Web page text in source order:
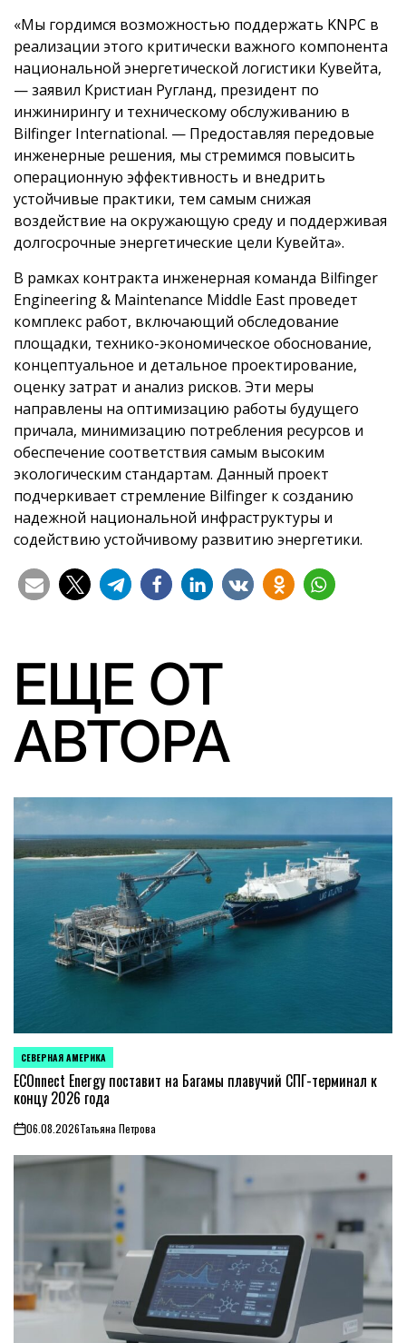
«Мы гордимся возможностью поддержать KNPC в
реализации этого критически важного компонента
национальной энергетической логистики Кувейта,
— заявил Кристиан Ругланд, президент по
инжинирингу и техническому обслуживанию в
Bilfinger International. — Предоставляя передовые
инженерные решения, мы стремимся повысить
операционную эффективность и внедрить
устойчивые практики, тем самым снижая
воздействие на окружающую среду и поддерживая
долгосрочные энергетические цели Кувейта».
В рамках контракта инженерная команда Bilfinger
Engineering & Maintenance Middle East проведет
комплекс работ, включающий обследование
площадки, технико-экономическое обоснование,
концептуальное и детальное проектирование,
оценку затрат и анализ рисков. Эти меры
направлены на оптимизацию работы будущего
причала, минимизацию потребления ресурсов и
обеспечение соответствия самым высоким
экологическим стандартам. Данный проект
подчеркивает стремление Bilfinger к созданию
надежной национальной инфраструктуры и
содействию устойчивому развитию энергетики.
ЕЩЕ ОТ
АВТОРА
ОПУБЛИКОВАНО
В
СЕВЕРНАЯ АМЕРИКА
ECOnnect Energy поставит на Багамы плавучий СПГ-терминал к
концу 2026 года
on06.08.2026Татьяна Петрова